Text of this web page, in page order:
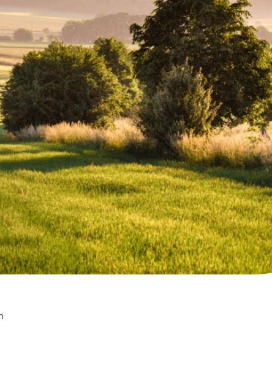
Skákací hrady
Místní akční plánování
EDUWAY - vzdělávání
Program obnovy venkova
Podpora mobility škol
Povinná publicita